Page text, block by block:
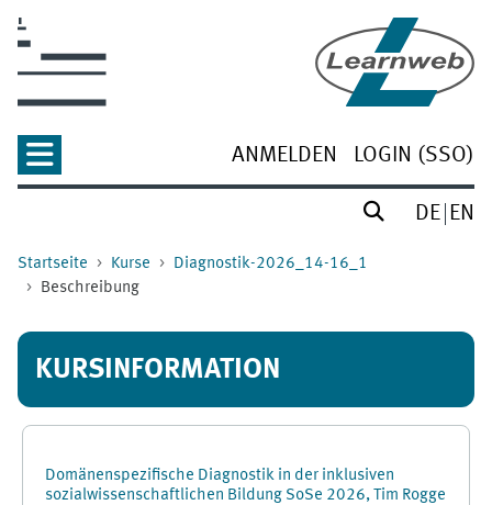
ANMELDEN LOGIN (SSO)
DE EN
Startseite Kurse
Diagnostik-2026_14-16_1
Beschreibung
KURSINFORMATION
Domänenspezifische Diagnostik in der inklusiven
sozialwissenschaftlichen Bildung SoSe 2026, Tim Rogge